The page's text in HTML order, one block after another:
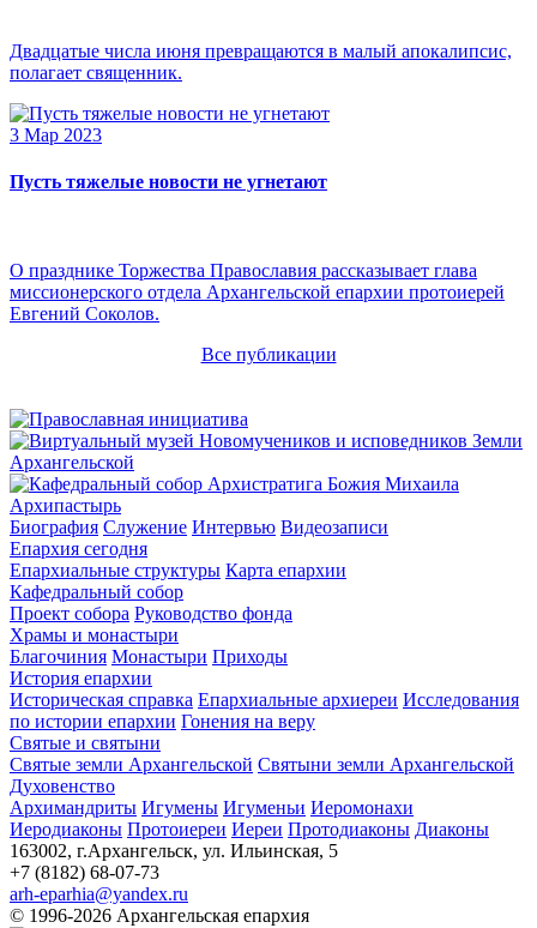
Двадцатые числа июня превращаются в малый апокалипсис,
полагает священник.
3 Мар 2023
Пусть тяжелые новости не угнетают
О празднике Торжества Православия рассказывает глава
миссионерского отдела Архангельской епархии протоиерей
Евгений Соколов.
Все публикации
Архипастырь
Биография Служение Интервью Видеозаписи
Епархия сегодня
Епархиальные структуры Карта епархии
Кафедральный собор
Проект собора Руководство фонда
Храмы и монастыри
Благочиния Монастыри Приходы
История епархии
Историческая справка Епархиальные архиереи Исследования
по истории епархии Гонения на веру
Святые и святыни
Святые земли Архангельской Святыни земли Архангельской
Духовенство
Архимандриты Игумены Игуменьи Иеромонахи
Иеродиаконы Протоиереи Иереи Протодиаконы Диаконы
163002, г.Архангельск, ул. Ильинская, 5
+7 (8182) 68-07-73
arh-eparhia@yandex.ru
© 1996-2026 Архангельская епархия